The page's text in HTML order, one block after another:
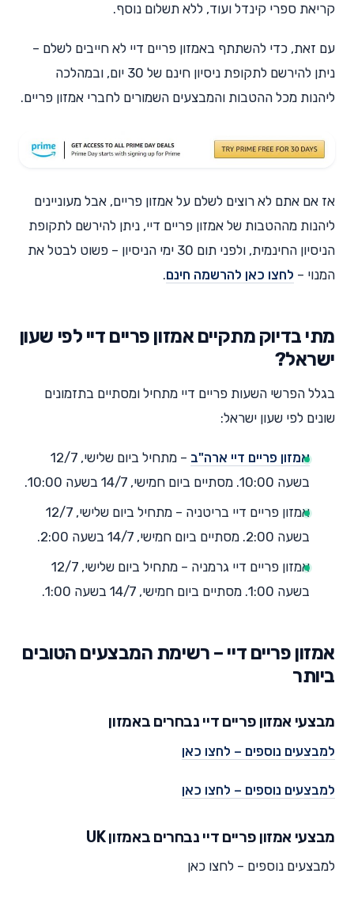
קריאת ספרי קינדל ועוד, ללא תשלום נוסף.
עם זאת, כדי להשתתף באמזון פריים דיי לא חייבים לשלם –
ניתן להירשם לתקופת ניסיון חינם של 30 יום, ובמהלכה
ליהנות מכל ההטבות והמבצעים השמורים לחברי אמזון פריים.
אז אם אתם לא רוצים לשלם על אמזון פריים, אבל מעוניינים
ליהנות מההטבות של אמזון פריים דיי, ניתן להירשם לתקופת
הניסיון החינמית, ולפני תום 30 ימי הניסיון – פשוט לבטל את
המנוי – לחצו כאן להרשמה חינם.
מתי בדיוק מתקיים אמזון פריים דיי לפי שעון
ישראל?
בגלל הפרשי השעות פריים דיי מתחיל ומסתיים בתזמונים
שונים לפי שעון ישראל:
אמזון פריים דיי ארה"ב
– מתחיל ביום שלישי, 12/7
בשעה 10:00. מסתיים ביום חמישי, 14/7 בשעה 10:00.
אמזון פריים דיי בריטניה – מתחיל ביום שלישי, 12/7
בשעה 2:00. מסתיים ביום חמישי, 14/7 בשעה 2:00.
אמזון פריים דיי גרמניה – מתחיל ביום שלישי, 12/7
בשעה 1:00. מסתיים ביום חמישי, 14/7 בשעה 1:00.
אמזון פריים דיי – רשימת המבצעים הטובים
ביותר
מבצעי אמזון פריים דיי נבחרים באמזון
למבצעים נוספים – לחצו כאן
למבצעים נוספים – לחצו כאן
מבצעי אמזון פריים דיי נבחרים באמזון UK
למבצעים נוספים – לחצו כאן